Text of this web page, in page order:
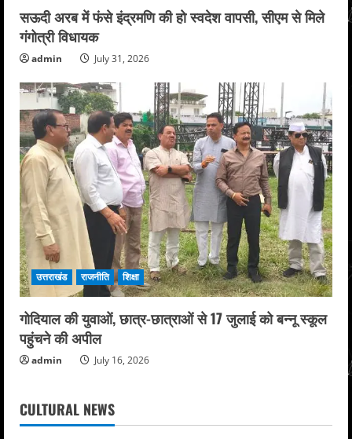
सऊदी अरब में फंसे इंद्रमणि की हो स्वदेश वापसी, सीएम से मिले
गंगोत्री विधायक
admin July 31, 2026
उत्तराखंड राजनीति शिक्षा
गोदियाल की युवाओं, छात्र-छात्राओं से 17 जुलाई को बन्नू स्कूल
पहुंचने की अपील
admin July 16, 2026
CULTURAL NEWS